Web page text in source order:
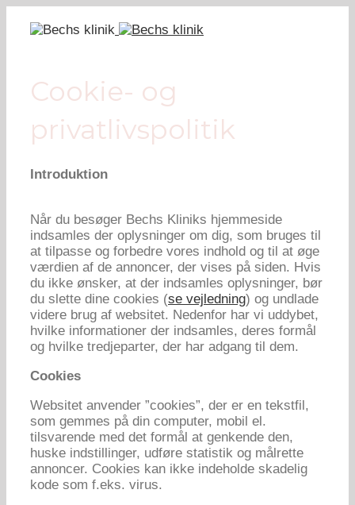
Cookie- og
privatlivspolitik
Introduktion
Når du besøger Bechs Kliniks hjemmeside
indsamles der oplysninger om dig, som bruges til
at tilpasse og forbedre vores indhold og til at øge
værdien af de annoncer, der vises på siden. Hvis
du ikke ønsker, at der indsamles oplysninger, bør
du slette dine cookies (se vejledning) og undlade
videre brug af websitet. Nedenfor har vi uddybet,
hvilke informationer der indsamles, deres formål
og hvilke tredjeparter, der har adgang til dem.
Cookies
Websitet anvender ”cookies”, der er en tekstfil,
som gemmes på din computer, mobil el.
tilsvarende med det formål at genkende den,
huske indstillinger, udføre statistik og målrette
annoncer. Cookies kan ikke indeholde skadelig
kode som f.eks. virus.